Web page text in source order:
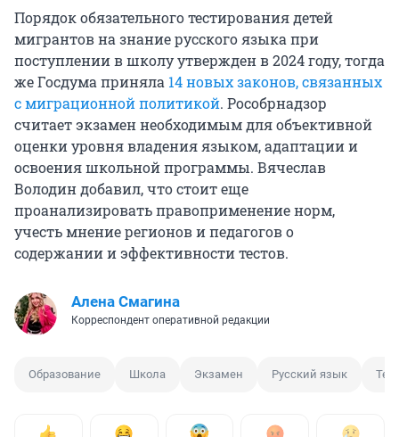
Порядок обязательного тестирования детей
мигрантов на знание русского языка при
поступлении в школу утвержден в 2024 году, тогда
же Госдума приняла 14 новых законов, связанных
с миграционной политикой. Рособрнадзор
считает экзамен необходимым для объективной
оценки уровня владения языком, адаптации и
освоения школьной программы. Вячеслав
Володин добавил, что стоит еще
проанализировать правоприменение норм,
учесть мнение регионов и педагогов о
содержании и эффективности тестов.
Алена Смагина
Корреспондент оперативной редакции
Образование Школа Экзамен Русский язык